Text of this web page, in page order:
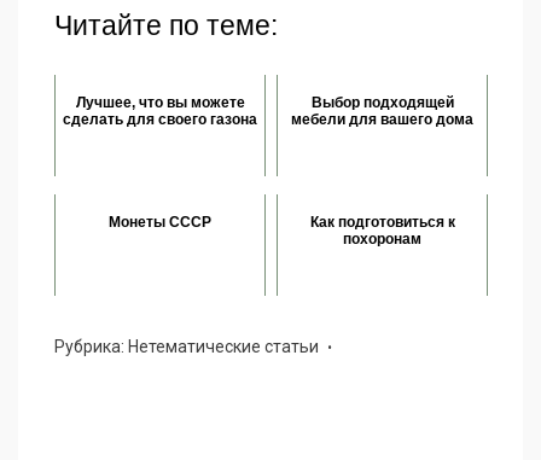
Читайте по теме:
Лучшее, что вы можете
сделать для своего газона
Выбор подходящей
мебели для вашего дома
Монеты СССР
Как подготовиться к
похоронам
Рубрика: Нетематические статьи